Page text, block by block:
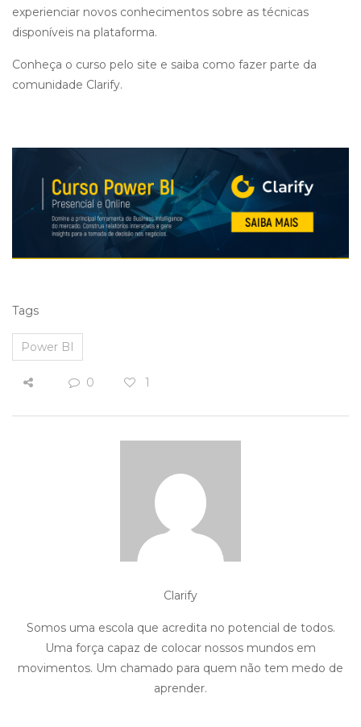
experienciar novos conhecimentos sobre as técnicas
disponíveis na plataforma.
Conheça o curso pelo site e saiba como fazer parte da
comunidade Clarify.
Tags
Power BI
0 1
Clarify
Somos uma escola que acredita no potencial de todos.
Uma força capaz de colocar nossos mundos em
movimentos. Um chamado para quem não tem medo de
aprender.